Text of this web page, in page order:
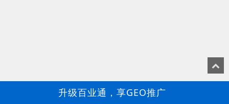
升级百业通，享GEO推广